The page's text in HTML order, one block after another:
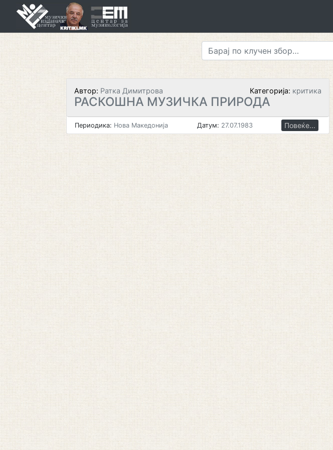
Автор: Ратка Димитрова Категорија: критика
РАСКОШНА МУЗИЧКА ПРИРОДА
Периодика: Нова Македонија Датум: 27.07.1983 Повеќе...